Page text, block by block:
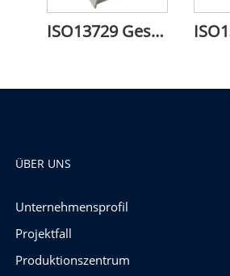
ISO13729 Geschlossener Unterlegkeil Typ A
ÜBER UNS
Unternehmensprofil
Projektfall
Produktionszentrum